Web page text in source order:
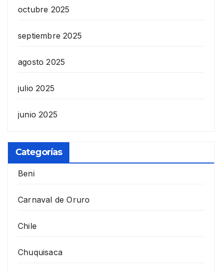
octubre 2025
septiembre 2025
agosto 2025
julio 2025
junio 2025
Categorías
Beni
Carnaval de Oruro
Chile
Chuquisaca